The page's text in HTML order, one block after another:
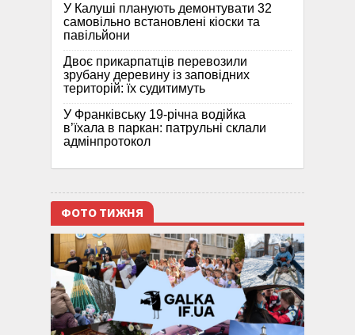
У Калуші планують демонтувати 32
самовільно встановлені кіоски та
павільйони
Двоє прикарпатців перевозили
зрубану деревину із заповідних
територій: їх судитимуть
У Франківську 19-річна водійка
в’їхала в паркан: патрульні склали
адмінпротокол
ФОТО ТИЖНЯ